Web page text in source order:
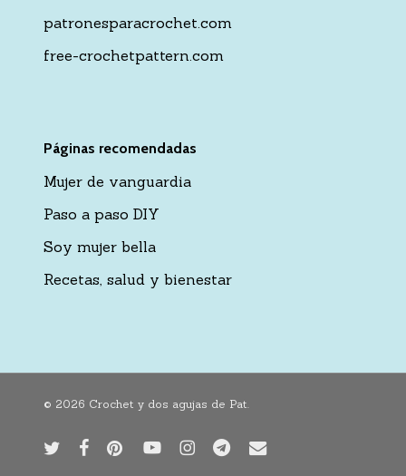
patronesparacrochet.com
free-crochetpattern.com
Páginas recomendadas
Mujer de vanguardia
Paso a paso DIY
Soy mujer bella
Recetas, salud y bienestar
© 2026 Crochet y dos agujas de Pat.
twitter facebookpinterestyoutubeinstagramtelegram
email